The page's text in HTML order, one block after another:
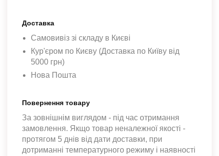
Доставка
Самовивіз зі складу в Києві
Кур'єром по Києву (Доставка по Київу від
5000 грн)
Нова Пошта
Повернення товару
За зовнішнім виглядом - під час отримання
замовлення. Якщо товар неналежної якості -
протягом 5 днів від дати доставки, при
дотриманні температурного режиму і наявності